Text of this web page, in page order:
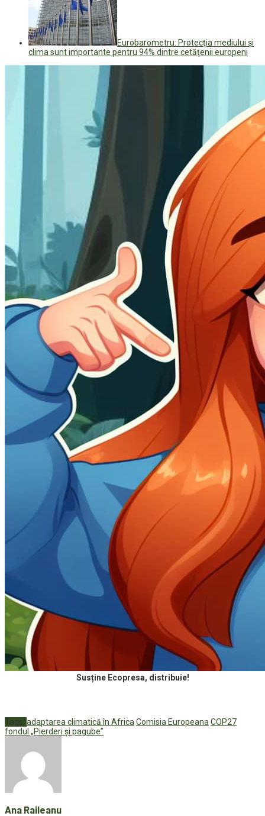
Eurobarometru: Protecţia mediului şi
clima sunt importante pentru 94% dintre cetăţenii europeni
Susține Ecopresa, distribuie!
Tags: adaptarea climatică în Africa Comisia Europeana COP27
fondul „Pierderi și pagube”
Ana Raileanu